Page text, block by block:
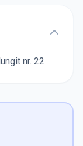
nr. 22